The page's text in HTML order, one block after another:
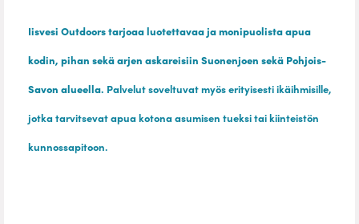
Iisvesi Outdoors tarjoaa luotettavaa ja monipuolista apua
kodin, pihan sekä arjen askareisiin Suonenjoen sekä Pohjois-
Savon alueella. Palvelut soveltuvat myös erityisesti ikäihmisille,
jotka tarvitsevat apua kotona asumisen tueksi tai kiinteistön
kunnossapitoon.